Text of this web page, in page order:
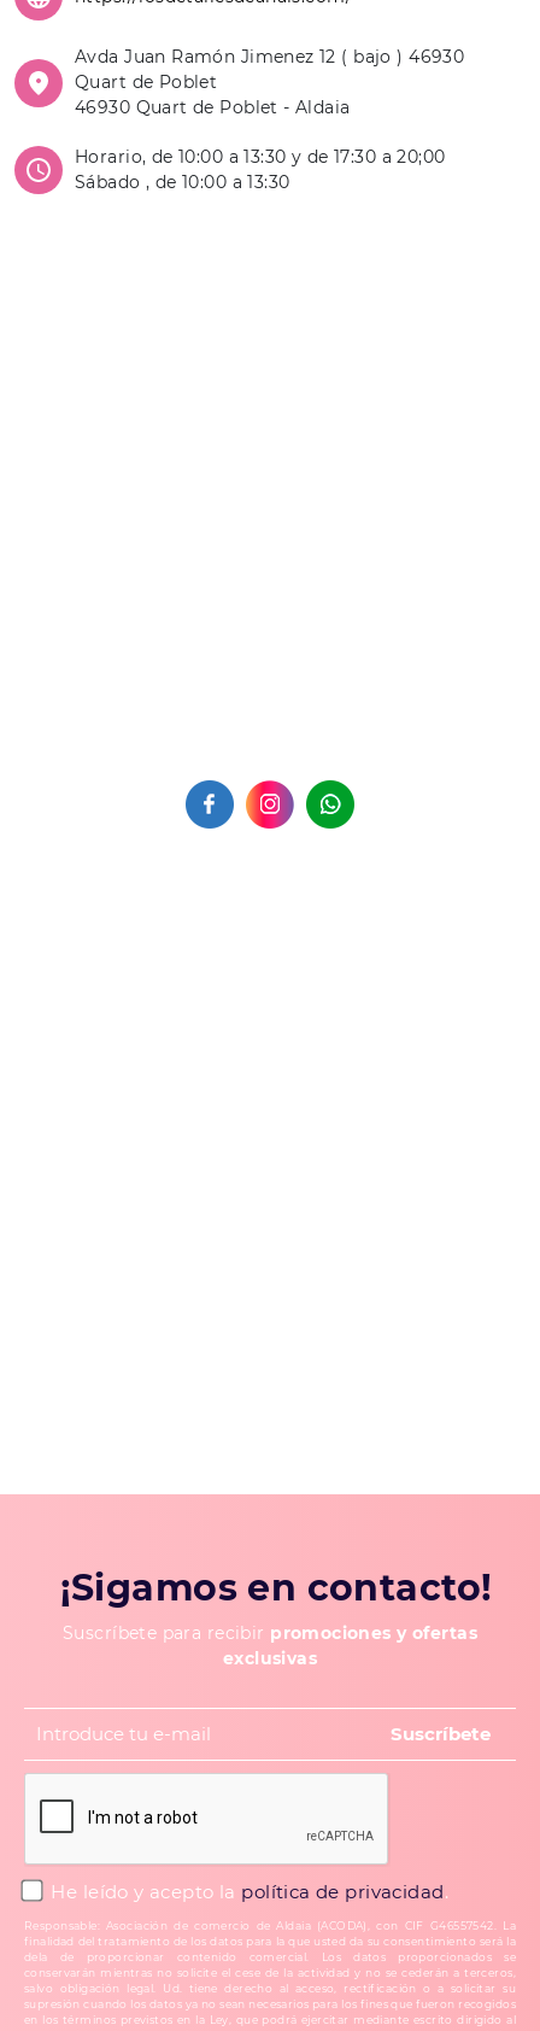
Avda Juan Ramón Jimenez 12 ( bajo ) 46930
Quart de Poblet
46930 Quart de Poblet - Aldaia
Horario, de 10:00 a 13:30 y de 17:30 a 20;00
Sábado , de 10:00 a 13:30
¡Sigamos en contacto!
Suscríbete para recibir promociones y ofertas
exclusivas
He leído y acepto la política de privacidad.
Responsable: Asociación de comercio de Aldaia (ACODA), con CIF G46557542. La
finalidad del tratamiento de los datos para la que usted da su consentimiento será la
dela de proporcionar contenido comercial. Los datos proporcionados se
conservarán mientras no solicite el cese de la actividad y no se cederán a terceros,
salvo obligación legal. Ud. tiene derecho al acceso, rectificación o a solicitar su
supresión cuando los datos ya no sean necesarios para los fines que fueron recogidos
en los términos previstos en la Ley, que podrá ejercitar mediante escrito dirigido al